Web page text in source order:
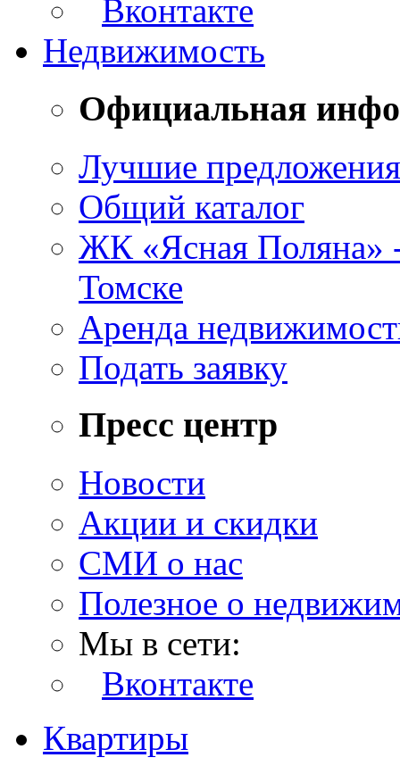
Вконтакте
Недвижимость
Официальная
Лучшие предложения
Общий каталог
ЖК «Ясная Поляна»
Томске
Аренда
Подать заявку
Пресс центр
Новости
Акции и скидки
СМИ о нас
Полезное о
Мы в сети:
Вконтакте
Квартиры